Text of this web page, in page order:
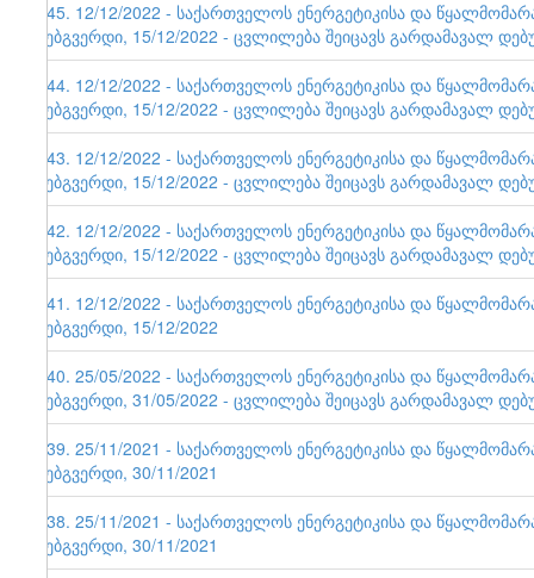
145. 12/12/2022 - საქართველოს ენერგეტიკისა და
ვებგვერდი, 15/12/2022 - ცვლილება შეიცავს გარდამავალ
144. 12/12/2022 - საქართველოს ენერგეტიკისა და
ვებგვერდი, 15/12/2022 - ცვლილება შეიცავს გარდამავალ
143. 12/12/2022 - საქართველოს ენერგეტიკისა და
ვებგვერდი, 15/12/2022 - ცვლილება შეიცავს გარდამავალ
142. 12/12/2022 - საქართველოს ენერგეტიკისა და
ვებგვერდი, 15/12/2022 - ცვლილება შეიცავს გარდამავალ
141. 12/12/2022 - საქართველოს ენერგეტიკისა და
ვებგვერდი, 15/12/2022
140. 25/05/2022 - საქართველოს ენერგეტიკისა და
ვებგვერდი, 31/05/2022 - ცვლილება შეიცავს გარდამავალ
139. 25/11/2021 - საქართველოს ენერგეტიკისა და
ვებგვერდი, 30/11/2021
138. 25/11/2021 - საქართველოს ენერგეტიკისა და
ვებგვერდი, 30/11/2021